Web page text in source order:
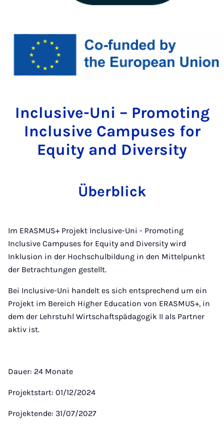
Inclusive-Uni – Promoting
Inclusive Campuses for
Equity and Diversity
Überblick
Im ERASMUS+ Projekt Inclusive-Uni - Promoting
Inclusive Campuses for Equity and Diversity wird
Inklusion in der Hochschulbildung in den Mittelpunkt
der Betrachtungen gestellt.
Bei Inclusive-Uni handelt es sich entsprechend um ein
Projekt im Bereich Higher Education von ERASMUS+, in
dem der Lehrstuhl Wirtschaftspädagogik II als Partner
aktiv ist.
Dauer: 24 Monate
Projektstart: 01/12/2024
Projektende: 31/07/2027